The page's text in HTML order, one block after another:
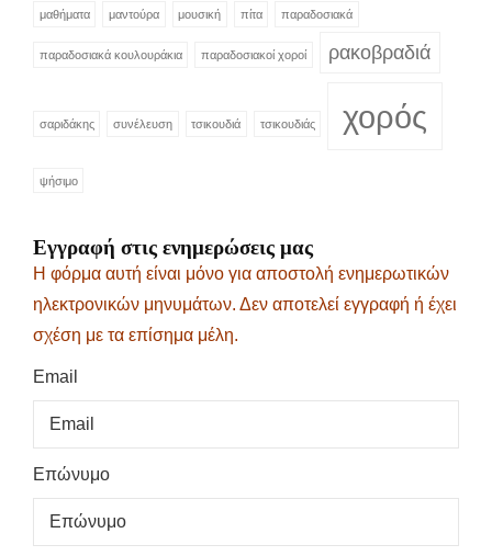
μαθήματα μαντούρα μουσική πίτα παραδοσιακά
παραδοσιακά κουλουράκια παραδοσιακοί χοροί ρακοβραδιά
σαριδάκης συνέλευση τσικουδιά τσικουδιάς χορός
ψήσιμο
Εγγραφή στις ενημερώσεις μας
Η φόρμα αυτή είναι μόνο για αποστολή ενημερωτικών
ηλεκτρονικών μηνυμάτων. Δεν αποτελεί εγγραφή ή έχει
σχέση με τα επίσημα μέλη.
Email
Επώνυμο